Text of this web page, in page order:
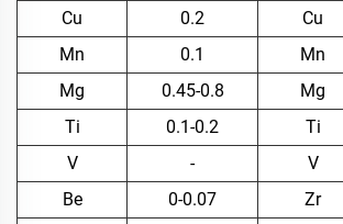
Cu
0.2 Cu
Mn
0.1 Mn
Mg
0.45-0.8 Mg
Ti
0.1-0.2 Ti
V
- V
Be
0-0.07 Zr